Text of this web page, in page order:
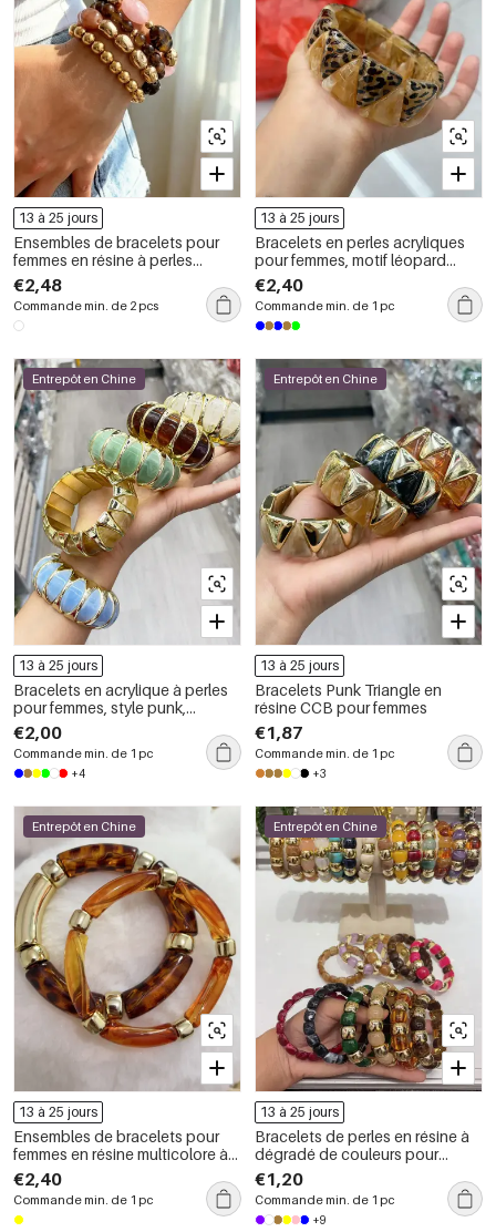
13 à 25 jours
Ensembles de bracelets pour
femmes en résine à perles
dégradées de couleurs
€2,48
Commande min. de 2 pcs
13 à 25 jours
Bracelets en perles acryliques
pour femmes, motif léopard
punk, triangles à dégradé de
couleurs.
€2,40
Commande min. de 1 pc
Entrepôt en Chine
13 à 25 jours
Bracelets en acrylique à perles
pour femmes, style punk,
dégradé de couleurs, formes
géométriques.
€2,00
Commande min. de 1 pc
+4
Entrepôt en Chine
13 à 25 jours
Bracelets Punk Triangle en
résine CCB pour femmes
€1,87
Commande min. de 1 pc
+3
Entrepôt en Chine
13 à 25 jours
Ensembles de bracelets pour
femmes en résine multicolore à
motif léopard
€2,40
Commande min. de 1 pc
Entrepôt en Chine
13 à 25 jours
Bracelets de perles en résine à
dégradé de couleurs pour
femmes
€1,20
Commande min. de 1 pc
+9